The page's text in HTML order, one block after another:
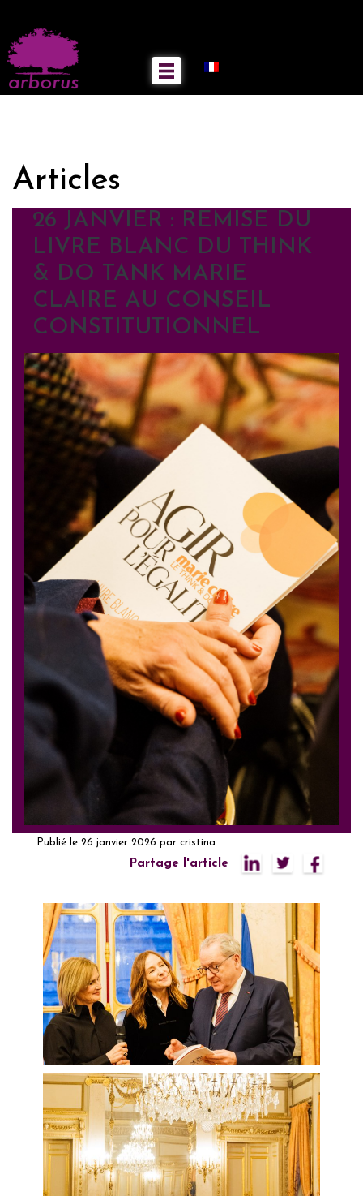
Articles
26 JANVIER : REMISE DU
LIVRE BLANC DU THINK
& DO TANK MARIE
CLAIRE AU CONSEIL
CONSTITUTIONNEL
Publié le 26 janvier 2026 par cristina
Partage l'article